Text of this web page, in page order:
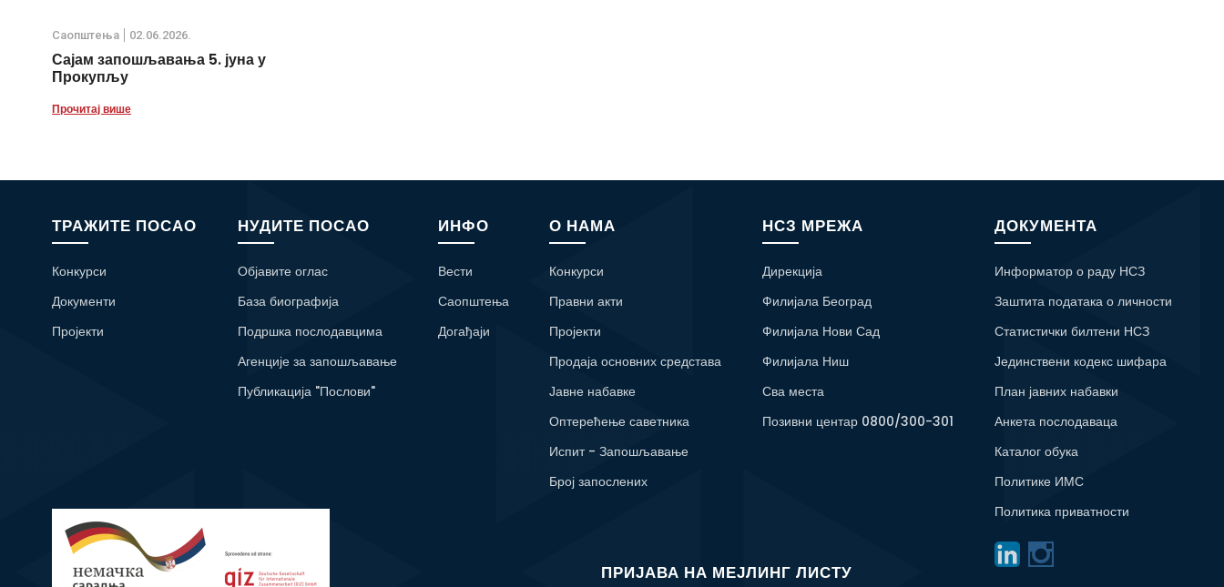
Саопштења 02.06.2026.
Сајам запошљавања 5. јуна у
Прокупљу
Прочитај више
ТРАЖИТЕ ПОСАО
Конкурси
Документи
Пројекти
НУДИТЕ ПОСАО
Објавите оглас
База биографија
Подршка послодавцима
Агенције за запошљавање
Публикација "Послови"
ИНФО
Вести
Саопштења
Догађаји
О НАМА
Конкурси
Правни акти
Пројекти
Продаја основних средстава
Јавне набавке
Оптерећење саветника
Испит - Запошљавање
Број запослених
НСЗ МРЕЖА
Дирекција
Филијала Београд
Филијала Нови Сад
Филијала Ниш
Сва места
Позивни центар 0800/300-301
ДОКУМЕНТА
Информатор о раду НСЗ
Заштита података о личности
Статистички билтени НСЗ
Јединствени кодекс шифара
План јавних набавки
Анкета послодаваца
Каталог обука
Политике ИМС
Политика приватности
ПРИЈАВА НА МЕЈЛИНГ ЛИСТУ